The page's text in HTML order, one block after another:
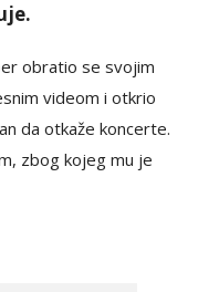
obratio se svojim
videom i otkrio
da otkaže koncerte.
zbog kojeg mu je